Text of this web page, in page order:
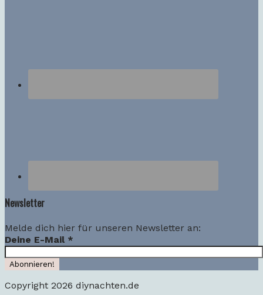
Newsletter
Melde dich hier für unseren Newsletter an:
Deine E-Mail *
Copyright 2026 diynachten.de